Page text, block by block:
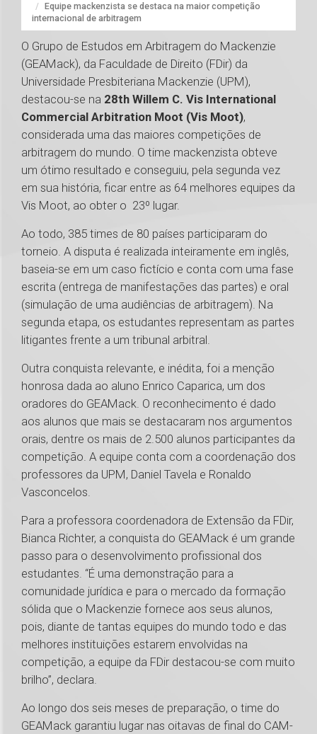
Equipe mackenzista se destaca na maior competição
internacional de arbitragem
O Grupo de Estudos em Arbitragem do Mackenzie
(GEAMack), da Faculdade de Direito (FDir) da
Universidade Presbiteriana Mackenzie (UPM),
destacou-se na 28th Willem C. Vis International
Commercial Arbitration Moot (Vis Moot),
considerada uma das maiores competições de
arbitragem do mundo. O time mackenzista obteve
um ótimo resultado e conseguiu, pela segunda vez
em sua história, ficar entre as 64 melhores equipes da
Vis Moot, ao obter o 23º lugar.
Ao todo, 385 times de 80 países participaram do
torneio. A disputa é realizada inteiramente em inglês,
baseia-se em um caso fictício e conta com uma fase
escrita (entrega de manifestações das partes) e oral
(simulação de uma audiências de arbitragem). Na
segunda etapa, os estudantes representam as partes
litigantes frente a um tribunal arbitral.
Outra conquista relevante, e inédita, foi a menção
honrosa dada ao aluno Enrico Caparica, um dos
oradores do GEAMack. O reconhecimento é dado
aos alunos que mais se destacaram nos argumentos
orais, dentre os mais de 2.500 alunos participantes da
competição. A equipe conta com a coordenação dos
professores da UPM, Daniel Tavela e Ronaldo
Vasconcelos.
Para a professora coordenadora de Extensão da FDir,
Bianca Richter, a conquista do GEAMack é um grande
passo para o desenvolvimento profissional dos
estudantes. “É uma demonstração para a
comunidade jurídica e para o mercado da formação
sólida que o Mackenzie fornece aos seus alunos,
pois, diante de tantas equipes do mundo todo e das
melhores instituições estarem envolvidas na
competição, a equipe da FDir destacou-se com muito
brilho”, declara.
Ao longo dos seis meses de preparação, o time do
GEAMack garantiu lugar nas oitavas de final do CAM-